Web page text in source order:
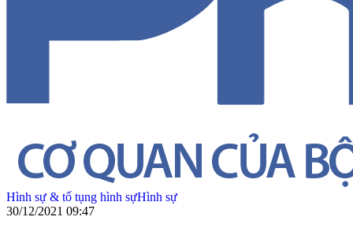
Hình sự & tố tụng hình sựHình sự
30/12/2021 09:47